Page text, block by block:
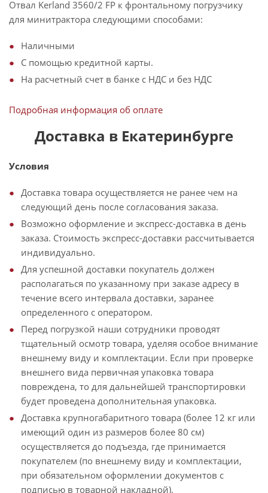
Отвал Kerland 3560/2 FP к фронтальному погрузчику
для минитрактора следующими способами:
Наличными
С помощью кредитной карты.
На расчетный счет в банке с НДС и без НДС
Подробная информация об оплате
Доставка в Екатеринбурге
Условия
Доставка товара осуществляется не ранее чем на
следующий день после согласования заказа.
Возможно оформление и экспресс-доставка в день
заказа. Стоимость экспресс-доставки рассчитывается
индивидуально.
Для успешной доставки покупатель должен
располагаться по указанному при заказе адресу в
течение всего интервала доставки, заранее
определенного с оператором.
Перед погрузкой наши сотрудники проводят
тщательный осмотр товара, уделяя особое внимание
внешнему виду и комплектации. Если при проверке
внешнего вида первичная упаковка товара
повреждена, то для дальнейшей транспортировки
будет проведена дополнительная упаковка.
Доставка крупногабаритного товара (более 12 кг или
имеющий один из размеров более 80 см)
осуществляется до подъезда, где принимается
покупателем (по внешнему виду и комплектации,
при обязательном оформлении документов с
подписью в товарной накладной).